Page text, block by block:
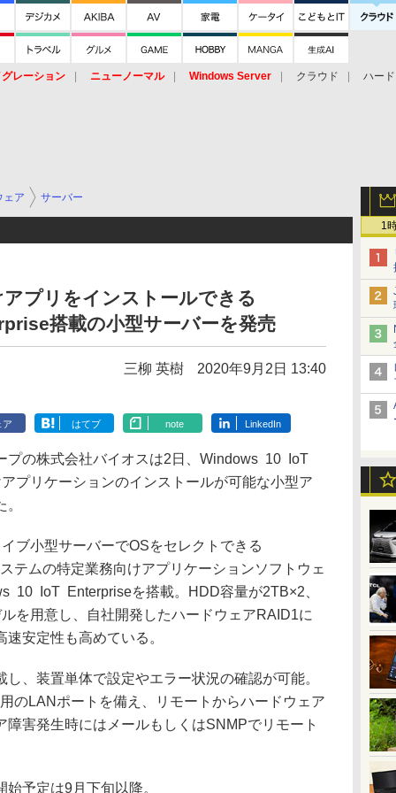
レーション ニューノーマル Windows Server クラウド
ハー
1
ェア サーバー
プリをインストールできる
搭載の小型サーバーを発売
三柳 英樹 2020年9月2日 13:40
ア はてブ note LinkedIn
の株式会社バイオスは2日、Windows 10 IoT
プリケーションのインストールが可能な小型ア
小型サーバーでOSをセレクトできる
テムの特定業務向けアプリケーションソフトウェ
10 IoT Enterpriseを搭載。HDD容量が2TB×2、
を用意し、自社開発したハードウェアRAID1に
安定性も高めている。
、装置単体で設定やエラー状況の確認が可能。
のLANポートを備え、リモートからハードウェア
害発生時にはメールもしくはSNMPでリモート
予定は9月下旬以降。